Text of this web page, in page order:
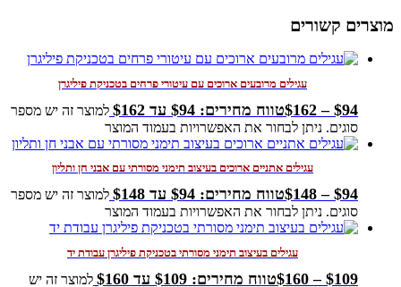
מוצרים קשורים
עגילים מרובעים ארוכים עם עיטורי פרחים בטכניקת פיליגרן
$94
–
$162 טווח מחירים: ⁦$94⁩ עד ⁦$162⁩
למוצר זה יש מספר
סוגים. ניתן לבחור את האפשרויות בעמוד המוצר
עגילים אתניים ארוכים בעיצוב תימני מסורתי עם אבני חן ותליון
$94
–
$148 טווח מחירים: ⁦$94⁩ עד ⁦$148⁩
למוצר זה יש מספר
סוגים. ניתן לבחור את האפשרויות בעמוד המוצר
עגילים בעיצוב תימני מסורתי בטכניקת פיליגרן עבודת יד
$109
–
$160 טווח מחירים: ⁦$109⁩ עד ⁦$160⁩ למוצר זה יש